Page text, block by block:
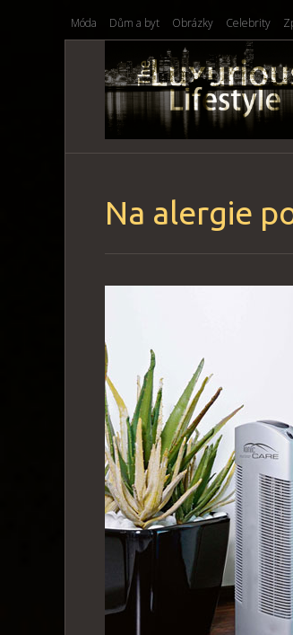
Móda Dům a byt Obrázky Celebrity
Na alergie